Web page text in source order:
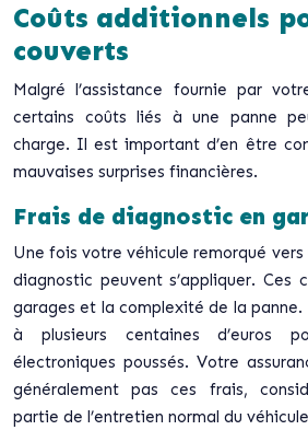
Coûts additionnels
couverts
Malgré l’assistance fournie par
certains coûts liés à une panne
charge. Il est important d’en être
mauvaises surprises financières.
Frais de diagnostic en
Une fois votre véhicule remorqué
diagnostic peuvent s’appliquer. Ces
garages et la complexité de la
à plusieurs centaines d’euros
électroniques poussés. Votre
généralement pas ces frais,
partie de l’entretien normal du